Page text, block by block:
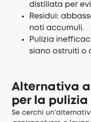
distillata per
Residui:
noti accumuli.
Pulizia
siano ostruiti o
Alternativa
per la
Se cerchi